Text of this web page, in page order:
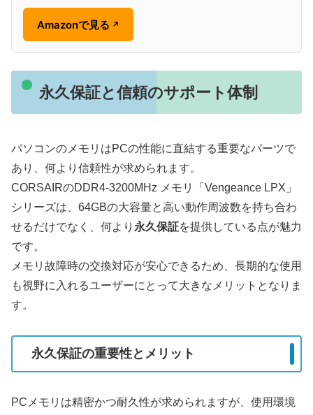
Amazonで見る ↗
永久保証と信頼のサポート体制
パソコンのメモリはPCの性能に直結する重要なパーツで
あり、何より信頼性が求められます。
CORSAIRのDDR4-3200MHz メモリ「Vengeance LPX」
シリーズは、64GBの大容量と高い動作周波数を持ち合わ
せるだけでなく、何より 永久保証を提供している点が魅力
です。
メモリ故障時の交換対応が安心できるため、長期的な使用
も視野に入れるユーザーにとって大きなメリットとなりま
す。
永久保証の重要性とメリット
PCメモリは精密かつ耐久性が求められますが、使用環境